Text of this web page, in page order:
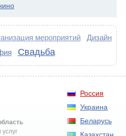
мероприятий
Дизайн
Свадьба
Россия
Украина
Беларусь